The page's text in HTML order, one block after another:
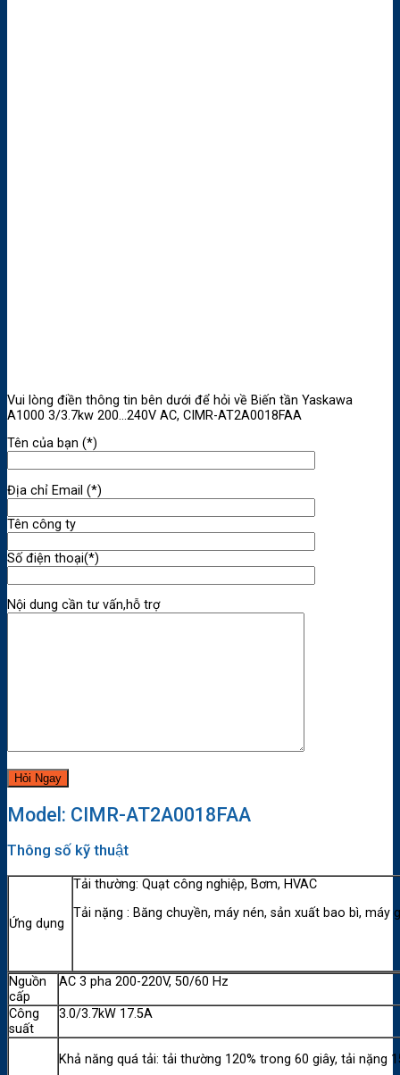
Vui lòng điền thông tin bên dưới để hỏi về Biến tần Yaskawa
A1000 3/3.7kw 200…240V AC, CIMR-AT2A0018FAA
Tên của bạn (*)
Địa chỉ Email (*)
Tên công ty
Số điện thoại(*)
Nội dung cần tư vấn,hỗ trợ
Model: CIMR-AT2A0018FAA
Thông số kỹ thuật
Ứng dụng
Tải thường: Quạt công nghiệp, Bơm, HVAC
Tải nặng : Băng chuyền, máy nén, sản xuất bao bì, máy
Nguồn
cấp
AC 3 pha 200-220V, 50/60 Hz
Công
suất
3.0/3.7kW 17.5A
Khả năng quá tải: tải thường 120% trong 60 giây, tải nặng